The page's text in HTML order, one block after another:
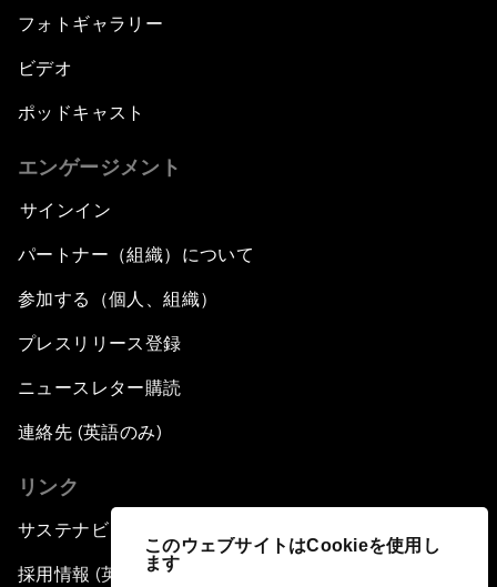
このウェブサイトはCookieを使用し
ます
フォトギャラリー
ビデオ
ポッドキャスト
エンゲージメント
サインイン
パートナー（組織）について
参加する（個人、組織）
プレスリリース登録
ニュースレター購読
連絡先 (英語のみ)
リンク
サステナビリティへの取り組み
採用情報 (英語のみ)